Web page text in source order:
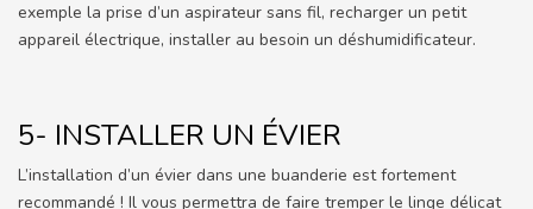
exemple la prise d’un aspirateur sans fil, recharger un petit
appareil électrique, installer au besoin un déshumidificateur.
5- INSTALLER UN ÉVIER
L’installation d’un évier dans une buanderie est fortement
recommandé ! Il vous permettra de faire tremper le linge délicat